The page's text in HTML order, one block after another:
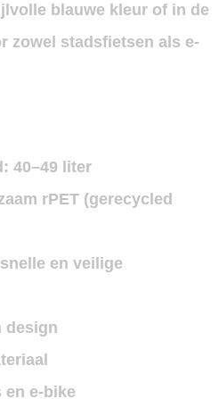
blauwe kleur of in de
zowel stadsfietsen als e-
40–49 liter
rPET (gerecycled
en veilige
design
en e-bike